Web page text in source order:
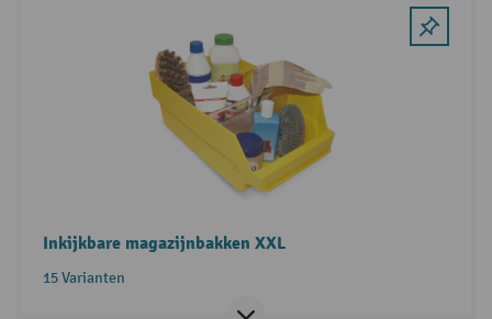
Inkijkbare magazijnbakken XXL
15 Varianten